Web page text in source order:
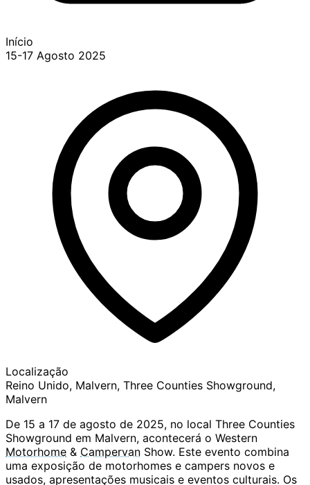
Início
15-17 Agosto 2025
Localização
Reino Unido, Malvern, Three Counties Showground,
Malvern
De 15 a 17 de agosto de 2025, no local Three Counties
Showground em Malvern, acontecerá o Western
Motorhome & Campervan Show. Este evento combina
uma exposição de motorhomes e campers novos e
usados, apresentações musicais e eventos culturais. Os